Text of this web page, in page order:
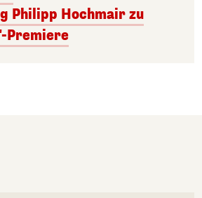
Philipp Hochmair zu
Premiere